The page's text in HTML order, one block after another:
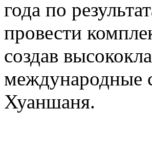
года по
провести
создав
международные
Хуаншаня.